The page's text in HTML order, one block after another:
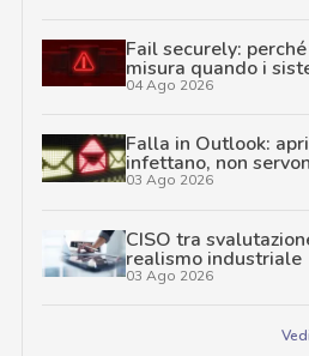
Fail securely:
misura quando i
04 Ago 2026
Falla in Outlook:
infettano, non
03 Ago 2026
CISO tra
realismo industriale
03 Ago 2026